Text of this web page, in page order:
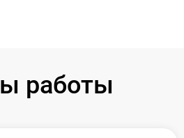
работы